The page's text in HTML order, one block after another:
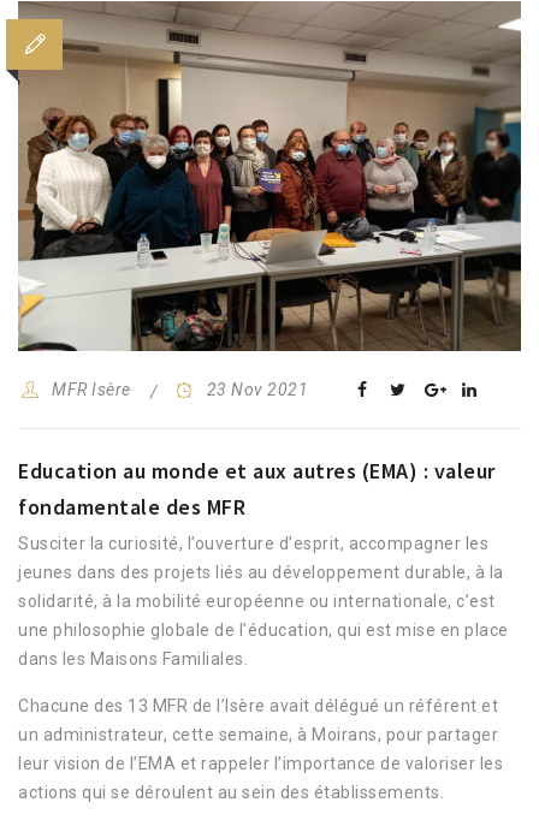
MFR Isère 23 Nov 2021
Education au monde et aux autres (EMA) : valeur
fondamentale des MFR
Susciter la curiosité, l’ouverture d’esprit, accompagner les
jeunes dans des projets liés au développement durable, à la
solidarité, à la mobilité européenne ou internationale, c’est
une philosophie globale de l’éducation, qui est mise en place
dans les Maisons Familiales.
Chacune des 13 MFR de l’Isère avait délégué un référent et
un administrateur, cette semaine, à Moirans, pour partager
leur vision de l’EMA et rappeler l’importance de valoriser les
actions qui se déroulent au sein des établissements.